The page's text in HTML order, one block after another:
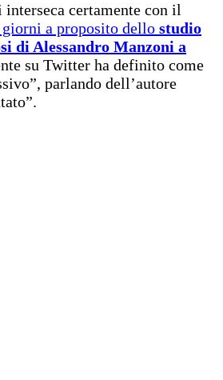
interseca certamente con il
a proposito dello studio
di Alessandro Manzoni a
su Twitter ha definito come
parlando dell’autore